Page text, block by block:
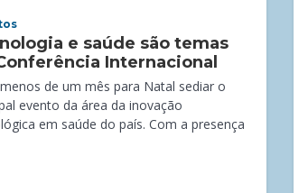
e saúde são temas
Internacional
de um mês para Natal sediar o
evento da área da inovação
em saúde do país. Com a presença